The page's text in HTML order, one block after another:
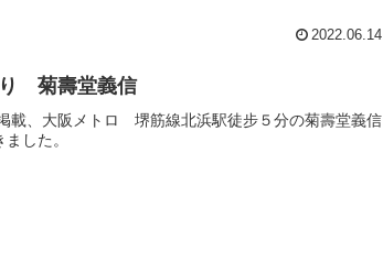
2022.06.14
菊壽堂義信
載、大阪メトロ 堺筋線北浜駅徒步５分の菊壽堂義信
した。